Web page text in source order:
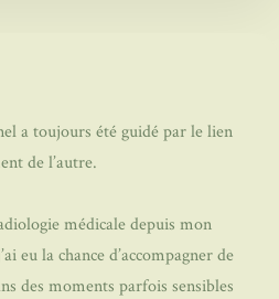
a toujours été guidé par le lien
de l’autre.
médicale depuis mon
eu la chance d’accompagner de
des moments parfois sensibles